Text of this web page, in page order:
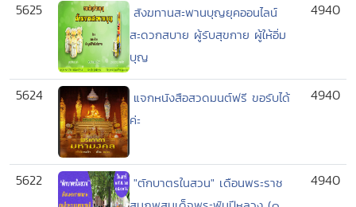
5625
สังฆทานสะพานบุญยุคออนไลน์
สะดวกสบาย ผู้รับสุขกาย ผู้ให้อิ่ม
บุญ
4940
5624
แจกหนังสือสวดมนต์ฟรี ขอรับได้
ค่ะ
4940
5622
"ตักบาตรในสวน" เดือนพระราช
4940